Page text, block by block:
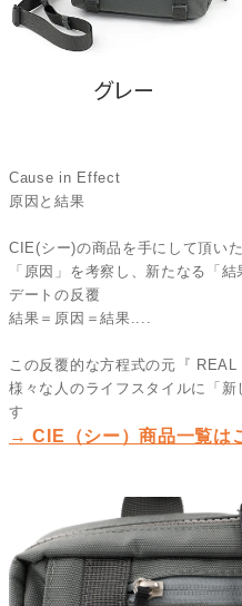
Cause in Effect
原因と結果
CIE(シー)の商品を手にして頂い
「原因」を考察し、新たなる「
デートの反覆
結果＝原因＝結果....
この反覆的な方程式の元『
様々な人のライフスタイルに「
す
→ CIE（シー）商品一覧は